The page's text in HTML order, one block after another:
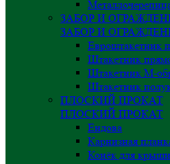
ЗАБОР И
ЗАБОР И
Евроштакетник
Штакетник
Штакетник М-
Штакетник
ПЛОСКИЙ ПРОКАТ
ПЛОСКИЙ ПРОКАТ
Ендова
Карнизная
Конёк для крыши